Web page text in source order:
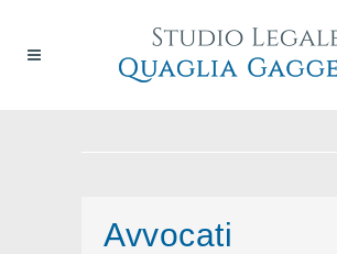
Avvocati